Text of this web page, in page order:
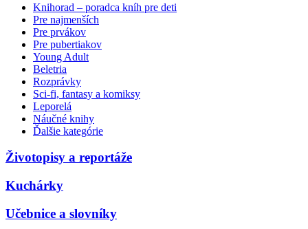
Knihorad – poradca kníh pre deti
Pre najmenších
Pre prvákov
Pre pubertiakov
Young Adult
Beletria
Rozprávky
Sci-fi, fantasy a komiksy
Leporelá
Náučné knihy
Ďalšie kategórie
Životopisy a reportáže
Kuchárky
Učebnice a slovníky